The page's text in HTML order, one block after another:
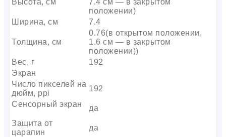
Высота, см
7.4 см — в закрытом
положении)
Ширина, см
7.4
Толщина, см
0.76(в открытом положении,
1.6 см — в закрытом
положении))
Вес, г
192
Экран
Число пикселей на
дюйм, ppi
192
Сенсорный экран
да
Защита от
царапин
да